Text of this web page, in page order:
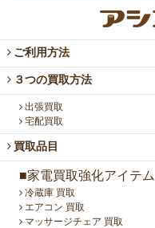
ご利用方法
３つの買取方法
出張買取
宅配買取
買取品目
■家電買取強化アイテム
冷蔵庫 買取
エアコン 買取
マッサージチェア 買取